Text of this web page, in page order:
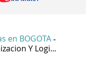
en BOGOTA -
Y Logi...